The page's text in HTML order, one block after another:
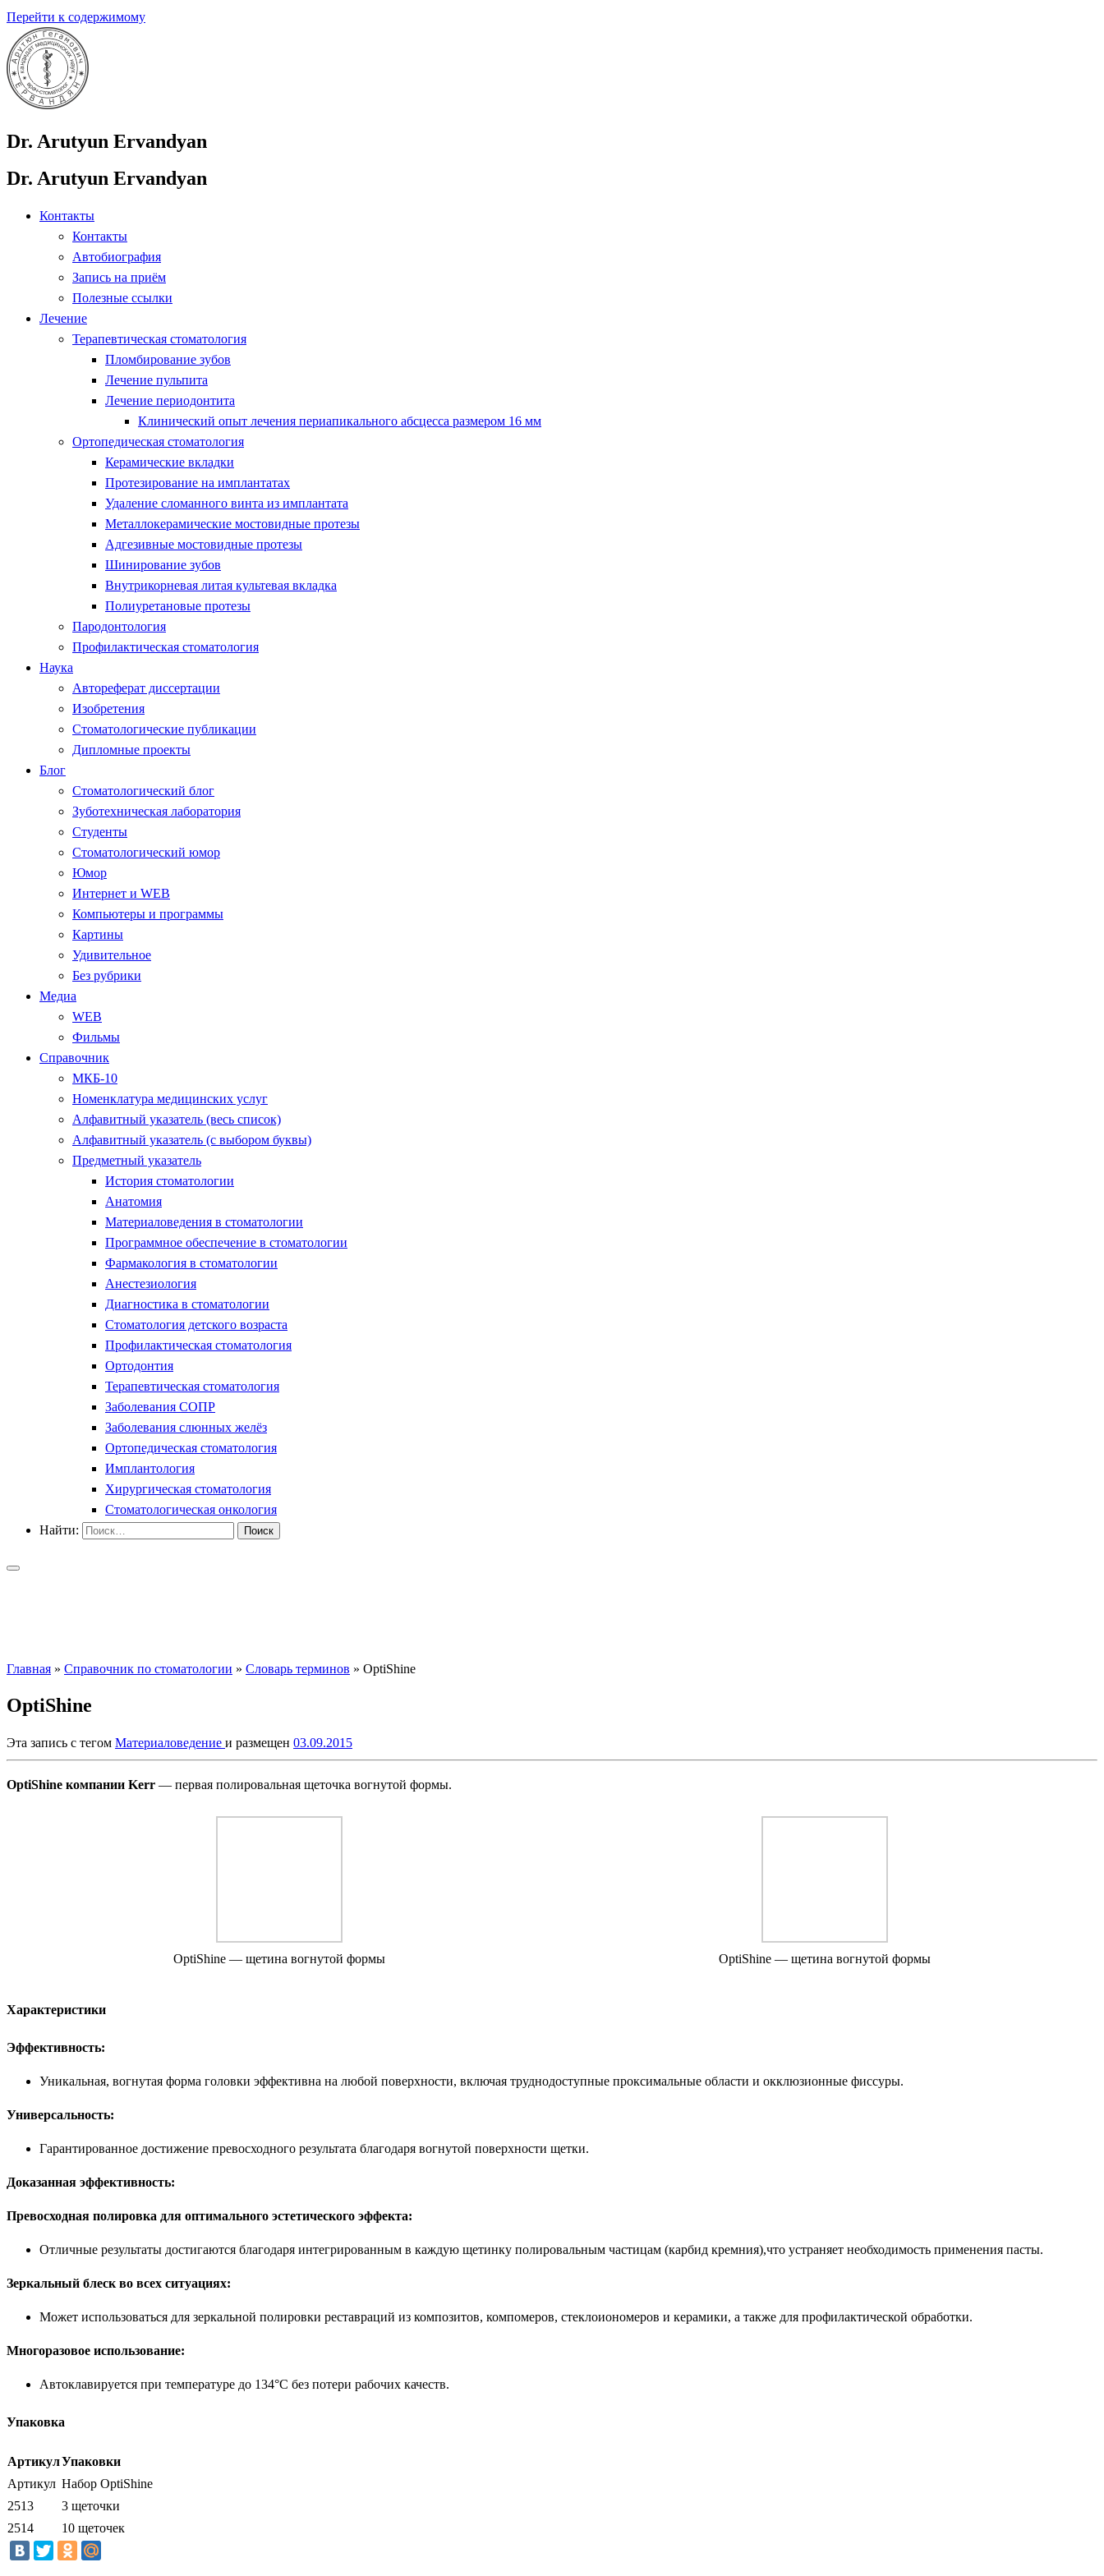
Перейти к содержимому
Dr. Arutyun Ervandyan
Dr. Arutyun Ervandyan
Контакты
Контакты
Автобиография
Запись на приём
Полезные ссылки
Лечение
Терапевтическая стоматология
Пломбирование зубов
Лечение пульпита
Лечение периодонтита
Клинический опыт лечения периапикального абсцесса размером 16 мм
Ортопедическая стоматология
Керамические вкладки
Протезирование на имплантатах
Удаление сломанного винта из имплантата
Металлокерамические мостовидные протезы
Адгезивные мостовидные протезы
Шинирование зубов
Внутрикорневая литая культевая вкладка
Полиуретановые протезы
Пародонтология
Профилактическая стоматология
Наука
Автореферат диссертации
Изобретения
Стоматологические публикации
Дипломные проекты
Блог
Стоматологический блог
Зуботехническая лаборатория
Студенты
Стоматологический юмор
Юмор
Интернет и WEB
Компьютеры и программы
Картины
Удивительное
Без рубрики
Медиа
WEB
Фильмы
Справочник
МКБ-10
Номенклатура медицинских услуг
Алфавитный указатель (весь список)
Алфавитный указатель (с выбором буквы)
Предметный указатель
История стоматологии
Анатомия
Материаловедения в стоматологии
Программное обеспечение в стоматологии
Фармакология в стоматологии
Анестезиология
Диагностика в стоматологии
Стоматология детского возраста
Профилактическая стоматология
Ортодонтия
Терапевтическая стоматология
Заболевания СОПР
Заболевания слюнных желёз
Ортопедическая стоматология
Имплантология
Хирургическая стоматология
Стоматологическая онкология
Найти:
Главная » Справочник по стоматологии » Словарь терминов » OptiShine
OptiShine
Эта запись с тегом Материаловедение и размещен 03.09.2015
OptiShine компании Kerr — первая полировальная щеточка вогнутой формы.
OptiShine — щетина вогнутой формы OptiShine — щетина вогнутой формы
Характеристики
Эффективность:
Уникальная, вогнутая форма головки эффективна на любой поверхности, включая труднодоступные проксимальные области и окклюзионные фиссуры.
Универсальность:
Гарантированное достижение превосходного результата благодаря вогнутой поверхности щетки.
Доказанная эффективность:
Превосходная полировка для оптимального эстетического эффекта:
Отличные результаты достигаются благодаря интегрированным в каждую щетинку полировальным частицам (карбид кремния),что устраняет необходимость применения пасты.
Зеркальный блеск во всех ситуациях:
Может использоваться для зеркальной полировки реставраций из композитов, компомеров, стеклоиономеров и керамики, а также для профилактической обработки.
Многоразовое использование:
Автоклавируется при температуре до 134°C без потери рабочих качеств.
Упаковка
АртикулУпаковки
Артикул Набор OptiShine
2513
3 щеточки
2514
10 щеточек